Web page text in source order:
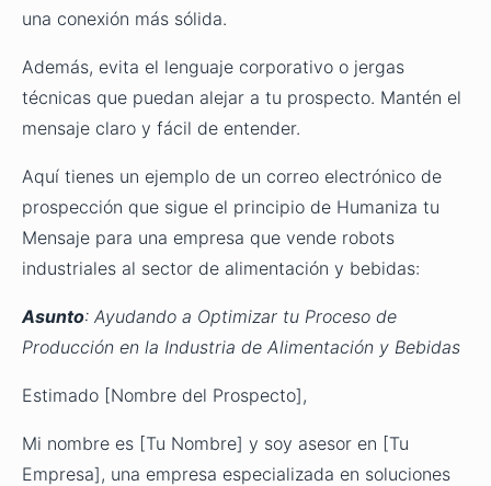
una conexión más sólida.
Además, evita el lenguaje corporativo o jergas
técnicas que puedan alejar a tu prospecto. Mantén el
mensaje claro y fácil de entender.
Aquí tienes un ejemplo de un correo electrónico de
prospección que sigue el principio de Humaniza tu
Mensaje para una empresa que vende robots
industriales al sector de alimentación y bebidas:
Asunto: Ayudando a Optimizar tu Proceso de
Producción en la Industria de Alimentación y Bebidas
Estimado [Nombre del Prospecto],
Mi nombre es [Tu Nombre] y soy asesor en [Tu
Empresa], una empresa especializada en soluciones